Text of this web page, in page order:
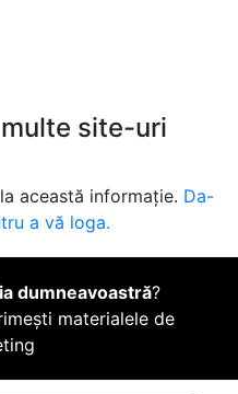
site-uri
această informație. Da-
a vă loga.
dumneavoastră?
materialele de